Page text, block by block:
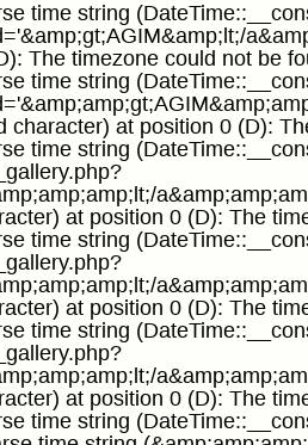
time string
The timezone could not be
time string
character) at position 0 (D):
time string
at position 0 (D): The
time string
at position 0 (D): The
time string
at position 0 (D): The
time string